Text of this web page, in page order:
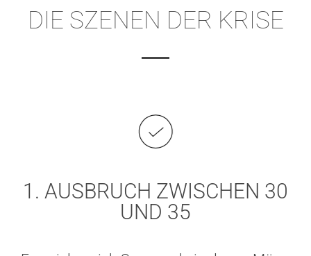
DIE SZENEN DER KRISE
1. AUSBRUCH ZWISCHEN 30
UND 35